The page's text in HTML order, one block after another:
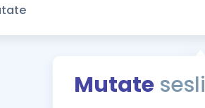
Mutate